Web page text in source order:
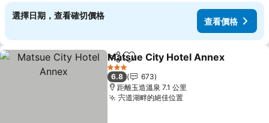
選擇日期，查看確切價格
查看價格
分享 加入我的最愛
Matsue City Hotel Annex
3 星級
6.8
673
距離玉造溫泉 7.1 公里
宍道湖畔的絕佳位置